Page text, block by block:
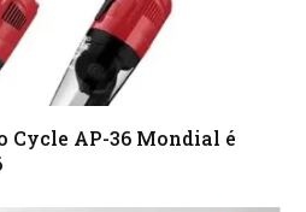
Cycle AP-36 Mondial é